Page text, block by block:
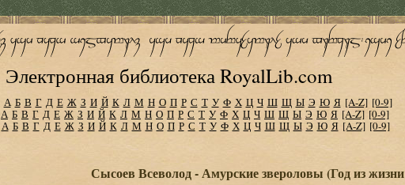
Электронная библиотека RoyalLib.com
А Б В Г Д Е Ж З И Й К Л М Н О П Р С Т У Ф Х Ц Ч Ш Щ Ы Э Ю Я [A-Z] [0-9]
А Б В Г Д Е Ж З И Й К Л М Н О П Р С Т У Ф Х Ц Ч Ш Щ Ы Э Ю Я [A-Z] [0-9]
А Б В Г Д Е Ж З И Й К Л М Н О П Р С Т У Ф Х Ц Ч Ш Щ Ы Э Ю Я [A-Z] [0-9]
Сысоев Всеволод - Амурские звероловы (Год из